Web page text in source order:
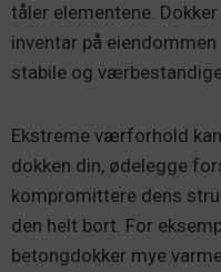
tåler elementene.
inventar på
stabile og
Ekstreme værforhold
dokken din, ødelegge
kompromittere dens
den helt bort. For
betongdokker mye